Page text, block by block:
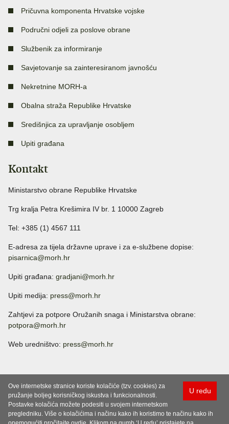
Pričuvna komponenta Hrvatske vojske
Područni odjeli za poslove obrane
Službenik za informiranje
Savjetovanje sa zainteresiranom javnošću
Nekretnine MORH-a
Obalna straža Republike Hrvatske
Središnjica za upravljanje osobljem
Upiti građana
Kontakt
Ministarstvo obrane Republike Hrvatske
Trg kralja Petra Krešimira IV br. 1 10000 Zagreb
Tel: +385 (1) 4567 111
E-adresa za tijela državne uprave i za e-službene dopise:
pisarnica@morh.hr
Upiti građana: gradjani@morh.hr
Upiti medija: press@morh.hr
Zahtjevi za potpore Oružanih snaga i Ministarstva obrane:
potpora@morh.hr
Web uredništvo: press@morh.hr
U redu
Ove internetske stranice koriste kolačiće (tzv. cookies) za
pružanje boljeg korisničkog iskustva i funkcionalnosti.
Postavke kolačića možete podesiti u svojem internetskom
pregledniku. Više o kolačićima i načinu kako ih koristimo te načinu kako ih